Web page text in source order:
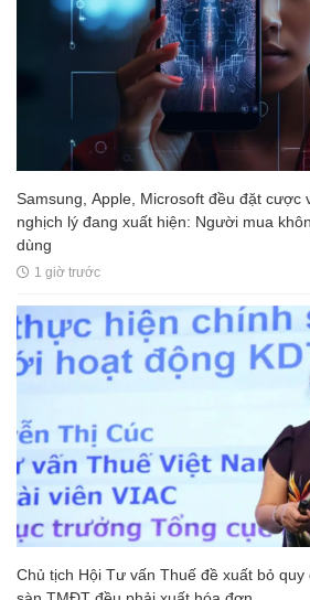
Samsung, Apple, Microsoft đều đặt cược
nghịch lý đang xuất hiện: Người mua
dùng
1 giờ trước
Chủ tịch Hội Tư vấn Thuế đề xuất bỏ